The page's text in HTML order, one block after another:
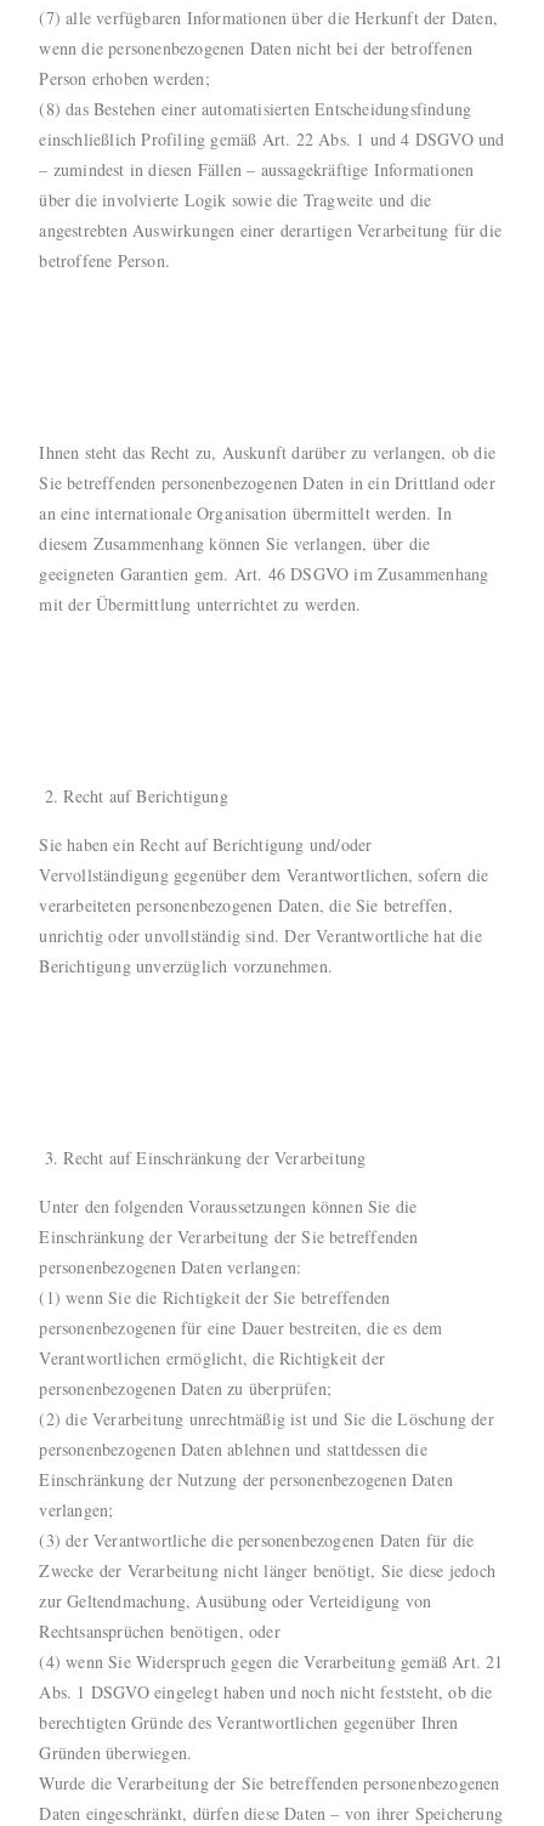
(7) alle verfügbaren Informationen über die Herkunft der Daten,
wenn die personenbezogenen Daten nicht bei der betroffenen
Person erhoben werden;
(8) das Bestehen einer automatisierten Entscheidungsfindung
einschließlich Profiling gemäß Art. 22 Abs. 1 und 4 DSGVO und
– zumindest in diesen Fällen – aussagekräftige Informationen
über die involvierte Logik sowie die Tragweite und die
angestrebten Auswirkungen einer derartigen Verarbeitung für die
betroffene Person.
Ihnen steht das Recht zu, Auskunft darüber zu verlangen, ob die
Sie betreffenden personenbezogenen Daten in ein Drittland oder
an eine internationale Organisation übermittelt werden. In
diesem Zusammenhang können Sie verlangen, über die
geeigneten Garantien gem. Art. 46 DSGVO im Zusammenhang
mit der Übermittlung unterrichtet zu werden.
Recht auf Berichtigung
Sie haben ein Recht auf Berichtigung und/oder
Vervollständigung gegenüber dem Verantwortlichen, sofern die
verarbeiteten personenbezogenen Daten, die Sie betreffen,
unrichtig oder unvollständig sind. Der Verantwortliche hat die
Berichtigung unverzüglich vorzunehmen.
Recht auf Einschränkung der Verarbeitung
Unter den folgenden Voraussetzungen können Sie die
Einschränkung der Verarbeitung der Sie betreffenden
personenbezogenen Daten verlangen:
(1) wenn Sie die Richtigkeit der Sie betreffenden
personenbezogenen für eine Dauer bestreiten, die es dem
Verantwortlichen ermöglicht, die Richtigkeit der
personenbezogenen Daten zu überprüfen;
(2) die Verarbeitung unrechtmäßig ist und Sie die Löschung der
personenbezogenen Daten ablehnen und stattdessen die
Einschränkung der Nutzung der personenbezogenen Daten
verlangen;
(3) der Verantwortliche die personenbezogenen Daten für die
Zwecke der Verarbeitung nicht länger benötigt, Sie diese jedoch
zur Geltendmachung, Ausübung oder Verteidigung von
Rechtsansprüchen benötigen, oder
(4) wenn Sie Widerspruch gegen die Verarbeitung gemäß Art. 21
Abs. 1 DSGVO eingelegt haben und noch nicht feststeht, ob die
berechtigten Gründe des Verantwortlichen gegenüber Ihren
Gründen überwiegen.
Wurde die Verarbeitung der Sie betreffenden personenbezogenen
Daten eingeschränkt, dürfen diese Daten – von ihrer Speicherung